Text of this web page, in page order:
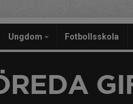
Ungdom Fotbollsskola